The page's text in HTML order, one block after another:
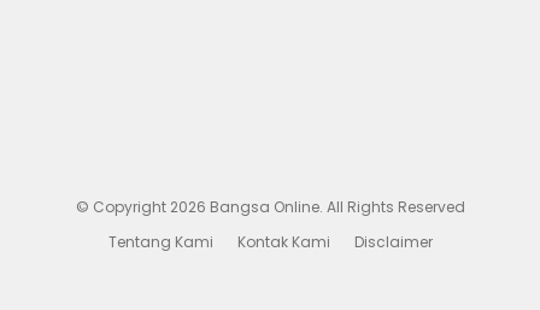
© Copyright 2026 Bangsa Online. All Rights Reserved
Tentang Kami
Kontak Kami Disclaimer